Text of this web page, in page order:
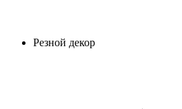
Резной декор